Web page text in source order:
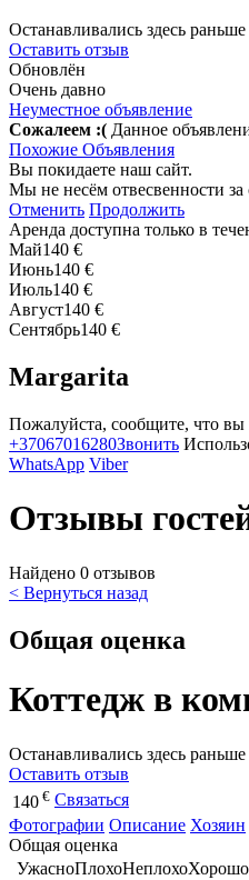
Останавливались здесь
Оставить отзыв
Обновлён
Очень давно
Неуместное объявление
Сожалеем :( Данное
Похожие Объявления
Вы покидаете наш сайт.
Мы не несём отвесвенности за
Отменить Продолжить
Аренда доступна только в
Май140 €
Июнь140 €
Июль140 €
Август140 €
Сентябрь140 €
Margarita
Пожалуйста, сообщите, что вы
+37067016280Звонить
WhatsApp Viber
Отзывы
Найдено 0 отзывов
< Вернуться назад
Общая оценка
Коттедж в
Останавливались здесь
Оставить отзыв
140 € Связаться
Фотографии Описание Хозяин
Общая оценка
УжасноПлохоНеплохоХорошо